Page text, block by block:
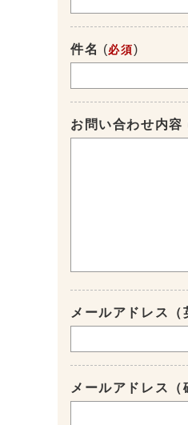
件名 (必須)
お問い合わせ内容
メールアドレス（
メールアドレス（